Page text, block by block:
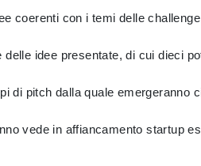
coerenti con i temi delle
delle idee presentate, di cui dieci
di pitch dalla quale emergeranno
vede in affiancamento startup